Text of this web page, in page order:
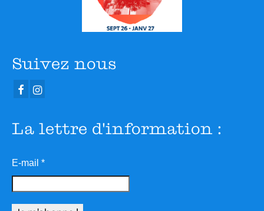
Suivez nous
La lettre d'information :
E-mail *